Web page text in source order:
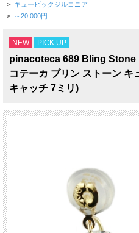
> キュービックジルコニア
> ～20,000円
NEW PICK UP
pinacoteca 689 Bling
コテーカ ブリン ストーン キ
キャッチ 7ミリ)